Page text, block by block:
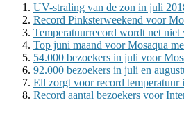
UV-straling van de zon in juli
Record Pinksterweekend voor
Temperatuurrecord wordt net niet
Top juni maand voor Mosaqua
54.000 bezoekers in juli voor
92.000 bezoekers in juli en
Ell zorgt voor record temperatuur
Record aantal bezoekers voor